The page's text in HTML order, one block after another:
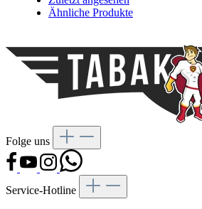
Ähnliche Produkte
Folge uns
Service-Hotline